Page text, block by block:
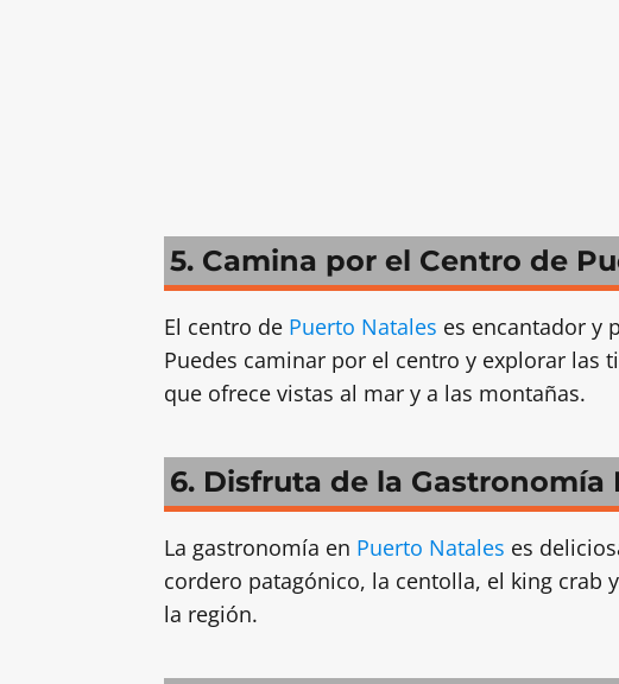
5. Camina por el Centro de
El centro de Puerto Natales es encantador y
Puedes caminar por el centro y explorar las
que ofrece vistas al mar y a las montañas.
6. Disfruta de la Gastronomía
La gastronomía en Puerto Natales es
cordero patagónico, la centolla, el king crab
la región.